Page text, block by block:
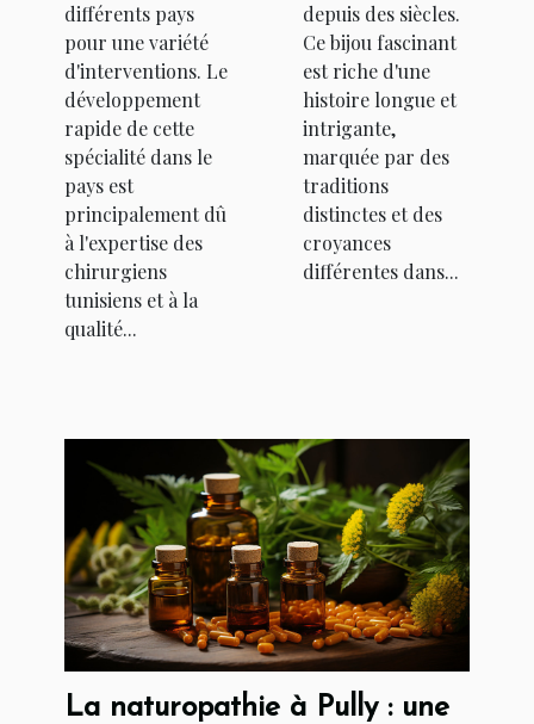
différents pays
pour une variété
d'interventions. Le
développement
rapide de cette
spécialité dans le
pays est
principalement dû
à l'expertise des
chirurgiens
tunisiens et à la
qualité...
depuis des siècles.
Ce bijou fascinant
est riche d'une
histoire longue et
intrigante,
marquée par des
traditions
distinctes et des
croyances
différentes dans...
La naturopathie à Pully : une